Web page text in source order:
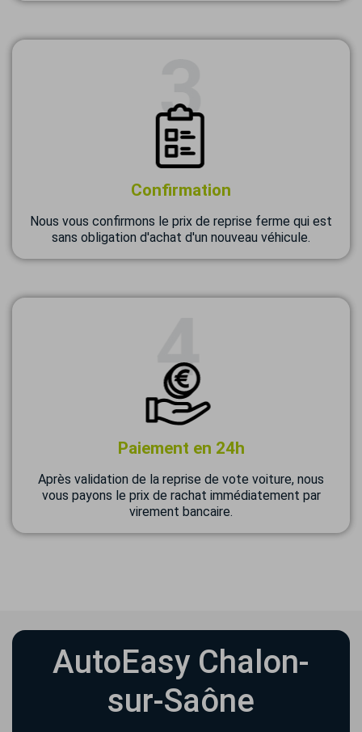
Confirmation
Nous vous confirmons le prix de reprise ferme qui est
sans obligation d'achat d'un nouveau véhicule.
Paiement en 24h
Après validation de la reprise de vote voiture, nous
vous payons le prix de rachat immédiatement par
virement bancaire.
AutoEasy Chalon-
sur-Saône